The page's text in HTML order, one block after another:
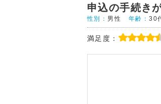
申込の手続き
性別： 男性 年齢：30
満足度：